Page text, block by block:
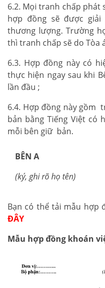
6.2. Mọi tranh chấp
hợp đồng sẽ được
thương lượng. Trường
thì tranh chấp sẽ do Tòa
6.3. Hợp đồng này có
thực hiện ngay sau khi
lần đầu ;
6.4. Hợp đồng này gồm
bản bằng Tiếng Việt có
mỗi bên giữ bản.
BÊN A
(ký, ghi rõ họ tên)
Bạn có thể tải mẫu hợp
ĐÂY
Mẫu hợp đồng khoán